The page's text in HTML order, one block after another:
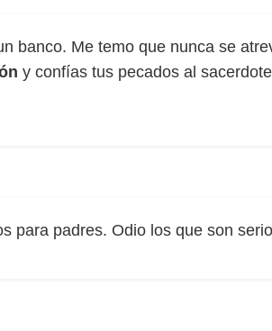
banco. Me temo que nunca se
y confías tus pecados al
para padres. Odio los que son